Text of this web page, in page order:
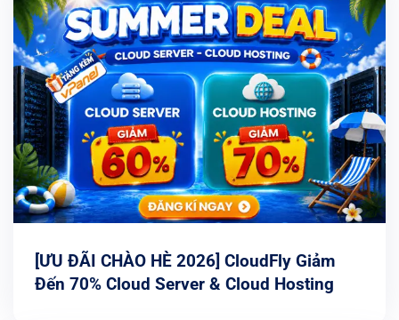
[ƯU ĐÃI CHÀO HÈ 2026] CloudFly Giảm
Đến 70% Cloud Server & Cloud Hosting